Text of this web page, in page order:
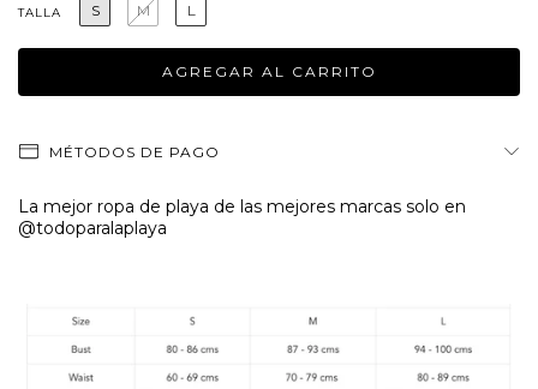
TALLA S M L
MÉTODOS DE PAGO
La mejor ropa de playa de las mejores marcas solo en
@todoparalaplaya